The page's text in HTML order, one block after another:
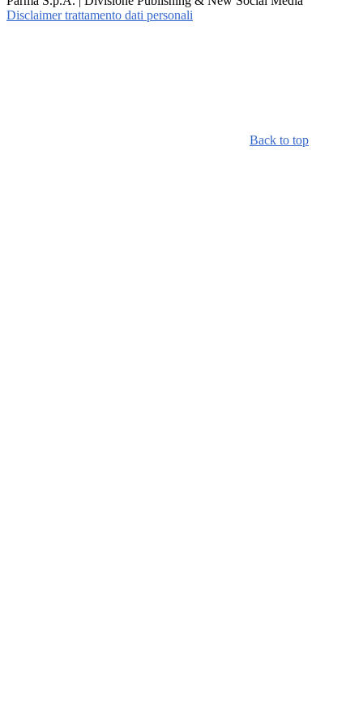
Disclaimer trattamento dati personali
Back to top